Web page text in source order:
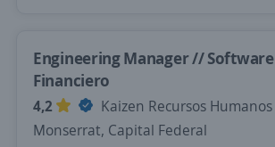
Engineering Manager // Software
Financiero
4,2
Kaizen Recursos Humanos
Monserrat, Capital Federal